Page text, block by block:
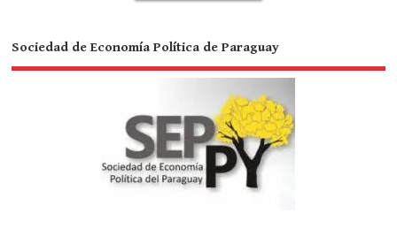
Sociedad de Economía Política de Paraguay